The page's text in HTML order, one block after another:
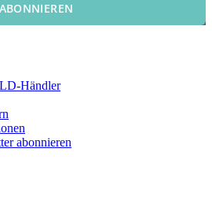
ABONNIEREN
Händler
abonnieren